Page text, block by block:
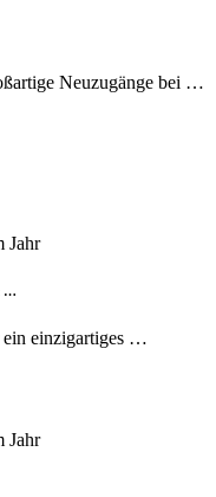
Neuzugänge bei …
Jahr
…
einzigartiges …
Jahr